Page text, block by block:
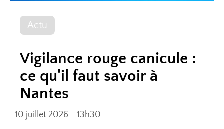
Actu
Vigilance rouge canicule :
ce qu'il faut savoir à
Nantes
10 juillet 2026 - 13h30